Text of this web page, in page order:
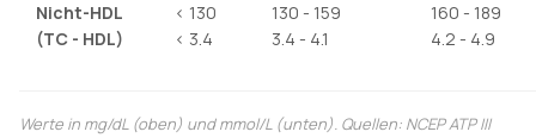
Nicht-HDL
(TC - HDL)
< 130
< 3.4
130 - 159
3.4 - 4.1
160 - 189
4.2 - 4.9
Werte in mg/dL (oben) und mmol/L (unten). Quellen: NCEP ATP III